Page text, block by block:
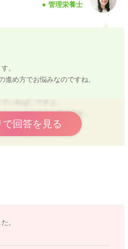
管理栄養士
。
進め方でお悩みなのですね。
ことができると安心です。
題なく食べられそうでしょうか？
裏ごし）からでも大丈夫ですよ。
ん。
で回答を見る
。